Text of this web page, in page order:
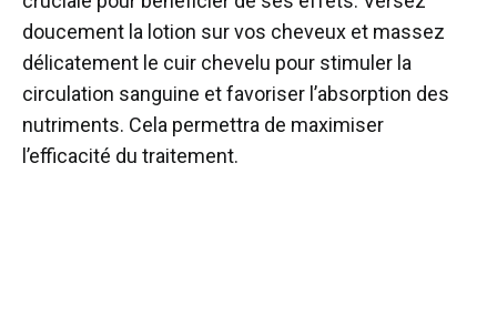
doucement la lotion sur vos cheveux et massez
délicatement le cuir chevelu pour stimuler la
circulation sanguine et favoriser l’absorption des
nutriments. Cela permettra de maximiser
l’efficacité du traitement.